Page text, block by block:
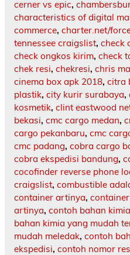
cerner vs epic,
characteristics of digital
commerce, charter.net/
tennessee craigslist, check
check ongkos kirim, check
chek resi, chekresi, chris
cinema box apk 2018, citra
plastik, city kurir surabaya,
kosmetik, clint eastwood
bekasi, cmc cargo medan,
cargo pekanbaru, cmc
cmc padang, cobra cargo
cobra ekspedisi bandung,
cocofinder reverse phone
craigslist, combustible
container artinya,
artinya, contoh bahan
bahan kimia yang mudah
mudah meledak, contoh
ekspedisi, contoh nomor